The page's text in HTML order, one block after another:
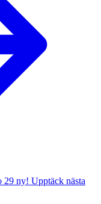
29 ny! Upptäck nästa